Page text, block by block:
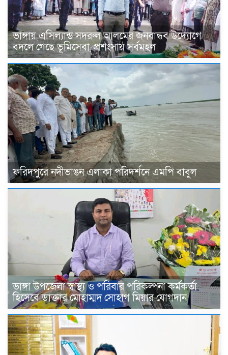
ভাঙ্গায় এসিল্যান্ড সদরুল আলমের জনবান্ধব উদ্যোগে
বদলে গেছে ভূমিসেবা, প্রশংসায় সর্বমহল
ফরিদপুরে নদীভাঙন এলাকা পরিদর্শনে এমপি বাবুল
ভাঙ্গা উপজেলা স্বাস্থ্য ও পরিবার পরিকল্পনা কর্মকর্তা
হিসেবে ডাক্তার মোহাম্মদ সোহাগ মিয়ার যোগদান